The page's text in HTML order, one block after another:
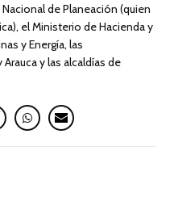
de Planeación (quien
el Ministerio de Hacienda y
y Energía, las
y las alcaldías de